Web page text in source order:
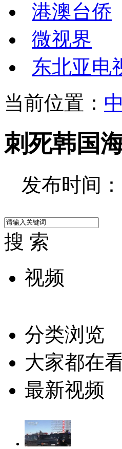
港澳台侨
微视界
东北亚电
当前位置：
刺死韩国
发布时间
搜 索
视频
分类浏览
大家都在
最新视频